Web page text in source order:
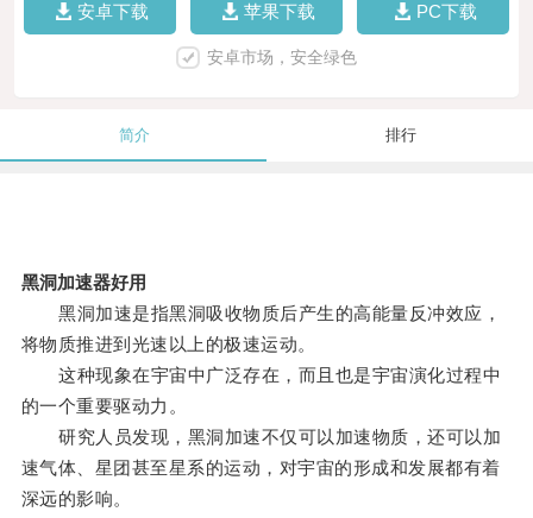
安卓下载 苹果下载 PC下载
安卓市场，安全绿色
简介 排行
黑洞加速器好用
黑洞加速是指黑洞吸收物质后产生的高能量反冲效应，
将物质推进到光速以上的极速运动。
这种现象在宇宙中广泛存在，而且也是宇宙演化过程中
的一个重要驱动力。
研究人员发现，黑洞加速不仅可以加速物质，还可以加
速气体、星团甚至星系的运动，对宇宙的形成和发展都有着
深远的影响。